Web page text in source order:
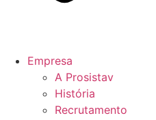
Empresa
A Prosistav
História
Recrutamento